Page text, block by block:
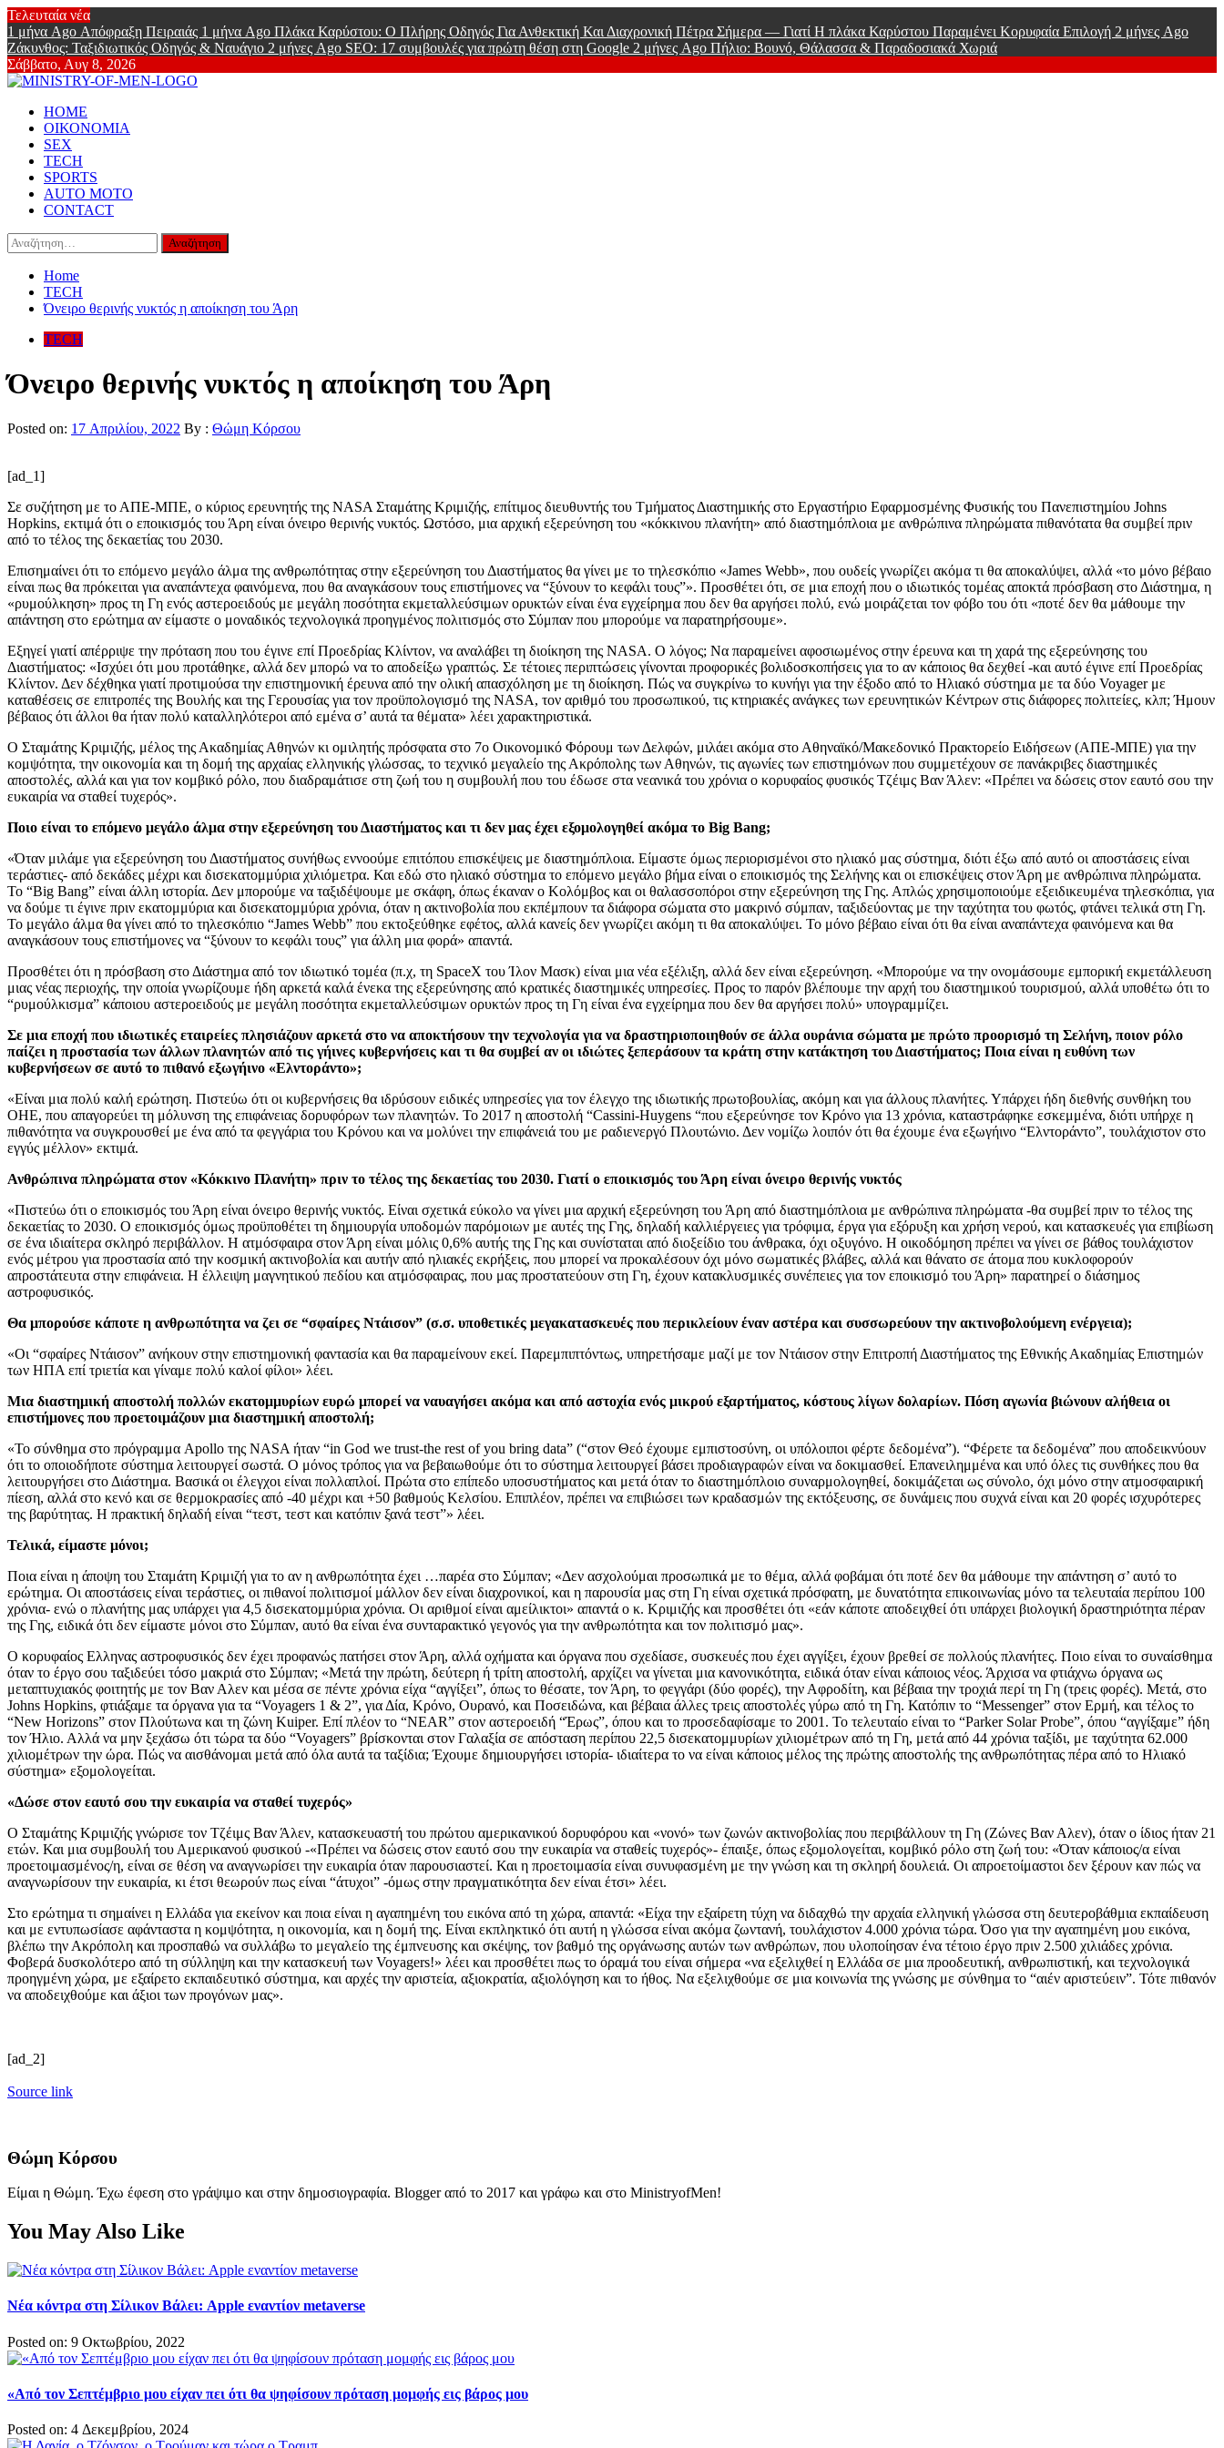
Skip
to
content
Τελευταία νέα
1 μήνα Ago Απόφραξη Πειραιάς 1 μήνα Ago Πλάκα Καρύστου: Ο Πλήρης Οδηγός Για Ανθεκτική Και Διαχρονική Πέτρα Σήμερα — Γιατί Η πλάκα Καρύστου Παραμένει Κορυφαία Επιλογή 2 μήνες Ago
Ζάκυνθος: Ταξιδιωτικός Οδηγός & Ναυάγιο 2 μήνες Ago SEO: 17 συμβουλές για πρώτη θέση στη Google 2 μήνες Ago Πήλιο: Βουνό, Θάλασσα & Παραδοσιακά Χωριά
Σάββατο, Αυγ 8, 2026
Online Lifestyle περιοδικό για Aνδρες
Primary
Menu
HOME
ΟΙΚΟΝΟΜΙΑ
SEX
TECH
SPORTS
AUTO MOTO
CONTACT
Αναζήτηση
για:
Home
TECH
Όνειρο θερινής νυκτός η αποίκηση του Άρη
TECH
Όνειρο θερινής νυκτός η αποίκηση του Άρη
Posted on: 17 Απριλίου, 2022 By : Θώμη Κόρσου
[ad_1]
Σε συζήτηση με το ΑΠΕ-ΜΠΕ, ο κύριος ερευνητής της NASA Σταμάτης Κριμιζής, επίτιμος διευθυντής του Τµήµατος Διαστηµικής στο Εργαστήριο Εφαρµοσµένης Φυσικής του Πανεπιστηµίου Johns
Hopkins, εκτιμά ότι ο εποικισμός του Άρη είναι όνειρο θερινής νυκτός. Ωστόσο, μια αρχική εξερεύνηση του «κόκκινου πλανήτη» από διαστημόπλοια με ανθρώπινα πληρώματα πιθανότατα θα συμβεί πριν
από το τέλος της δεκαετίας του 2030.
Επισημαίνει ότι το επόμενο μεγάλο άλμα της ανθρωπότητας στην εξερεύνηση του Διαστήματος θα γίνει με το τηλεσκόπιο «James Webb», που ουδείς γνωρίζει ακόμα τι θα αποκαλύψει, αλλά «το μόνο βέβαιο
είναι πως θα πρόκειται για αναπάντεχα φαινόμενα, που θα αναγκάσουν τους επιστήμονες να “ξύνουν το κεφάλι τους”». Προσθέτει ότι, σε μια εποχή που ο ιδιωτικός τομέας αποκτά πρόσβαση στο Διάστημα, η
«ρυμούλκηση» προς τη Γη ενός αστεροειδούς με μεγάλη ποσότητα εκμεταλλεύσιμων ορυκτών είναι ένα εγχείρημα που δεν θα αργήσει πολύ, ενώ μοιράζεται τον φόβο του ότι «ποτέ δεν θα μάθουμε την
απάντηση στο ερώτημα αν είμαστε ο μοναδικός τεχνολογικά προηγμένος πολιτισμός στο Σύμπαν που μπορούμε να παρατηρήσουμε».
Εξηγεί γιατί απέρριψε την πρόταση που του έγινε επί Προεδρίας Κλίντον, να αναλάβει τη διοίκηση της NASA. Ο λόγος; Να παραμείνει αφοσιωμένος στην έρευνα και τη χαρά της εξερεύνησης του
Διαστήματος: «Ισχύει ότι μου προτάθηκε, αλλά δεν μπορώ να το αποδείξω γραπτώς. Σε τέτοιες περιπτώσεις γίνονται προφορικές βολιδοσκοπήσεις για το αν κάποιος θα δεχθεί -και αυτό έγινε επί Προεδρίας
Κλίντον. Δεν δέχθηκα γιατί προτιμούσα την επιστημονική έρευνα από την ολική απασχόληση με τη διοίκηση. Πώς να συγκρίνω το κυνήγι για την έξοδο από το Ηλιακό σύστημα με τα δύο Voyager με
καταθέσεις σε επιτροπές της Βουλής και της Γερουσίας για τον προϋπολογισμό της NASA, τον αριθμό του προσωπικού, τις κτηριακές ανάγκες των ερευνητικών Κέντρων στις διάφορες πολιτείες, κλπ; Ήμουν
βέβαιος ότι άλλοι θα ήταν πολύ καταλληλότεροι από εμένα σ’ αυτά τα θέματα» λέει χαρακτηριστικά.
Ο Σταμάτης Κριμιζής, μέλος της Ακαδημίας Αθηνών κι ομιλητής πρόσφατα στο 7ο Οικονομικό Φόρουμ των Δελφών, μιλάει ακόμα στο Αθηναϊκό/Μακεδονικό Πρακτορείο Ειδήσεων (ΑΠΕ-ΜΠΕ) για την
κομψότητα, την οικονομία και τη δομή της αρχαίας ελληνικής γλώσσας, το τεχνικό μεγαλείο της Ακρόπολης των Αθηνών, τις αγωνίες των επιστημόνων που συμμετέχουν σε πανάκριβες διαστημικές
αποστολές, αλλά και για τον κομβικό ρόλο, που διαδραμάτισε στη ζωή του η συμβουλή που του έδωσε στα νεανικά του χρόνια ο κορυφαίος φυσικός Τζέιμς Βαν Άλεν: «Πρέπει να δώσεις στον εαυτό σου την
ευκαιρία να σταθεί τυχερός».
Ποιο είναι το επόμενο μεγάλο άλμα στην εξερεύνηση του Διαστήματος και τι δεν μας έχει εξομολογηθεί ακόμα το Big Bang;
«Όταν μιλάμε για εξερεύνηση του Διαστήματος συνήθως εννοούμε επιτόπου επισκέψεις με διαστημόπλοια. Είμαστε όμως περιορισμένοι στο ηλιακό μας σύστημα, διότι έξω από αυτό οι αποστάσεις είναι
τεράστιες- από δεκάδες μέχρι και δισεκατομμύρια χιλιόμετρα. Και εδώ στο ηλιακό σύστημα το επόμενο μεγάλο βήμα είναι ο εποικισμός της Σελήνης και οι επισκέψεις στον Άρη με ανθρώπινα πληρώματα.
Το “Big Bang” είναι άλλη ιστορία. Δεν μπορούμε να ταξιδέψουμε με σκάφη, όπως έκαναν ο Κολόμβος και οι θαλασσοπόροι στην εξερεύνηση της Γης. Απλώς χρησιμοποιούμε εξειδικευμένα τηλεσκόπια, για
να δούμε τι έγινε πριν εκατομμύρια και δισεκατομμύρια χρόνια, όταν η ακτινοβολία που εκπέμπουν τα διάφορα σώματα στο μακρινό σύμπαν, ταξιδεύοντας με την ταχύτητα του φωτός, φτάνει τελικά στη Γη.
Το μεγάλο άλμα θα γίνει από το τηλεσκόπιο “James Webb” που εκτοξεύθηκε εφέτος, αλλά κανείς δεν γνωρίζει ακόμη τι θα αποκαλύψει. Το μόνο βέβαιο είναι ότι θα είναι αναπάντεχα φαινόμενα και θα
αναγκάσουν τους επιστήμονες να “ξύνουν το κεφάλι τους” για άλλη μια φορά» απαντά.
Προσθέτει ότι η πρόσβαση στο Διάστημα από τον ιδιωτικό τομέα (π.χ, τη SpaceX του Ίλον Μασκ) είναι μια νέα εξέλιξη, αλλά δεν είναι εξερεύνηση. «Μπορούμε να την ονομάσουμε εμπορική εκμετάλλευση
μιας νέας περιοχής, την οποία γνωρίζουμε ήδη αρκετά καλά ένεκα της εξερεύνησης από κρατικές διαστημικές υπηρεσίες. Προς το παρόν βλέπουμε την αρχή του διαστημικού τουρισμού, αλλά υποθέτω ότι το
“ρυμούλκισμα” κάποιου αστεροειδούς με μεγάλη ποσότητα εκμεταλλεύσιμων ορυκτών προς τη Γη είναι ένα εγχείρημα που δεν θα αργήσει πολύ» υπογραμμίζει.
Σε μια εποχή που ιδιωτικές εταιρείες πλησιάζουν αρκετά στο να αποκτήσουν την τεχνολογία για να δραστηριοποιηθούν σε άλλα ουράνια σώματα με πρώτο προορισμό τη Σελήνη, ποιον ρόλο
παίζει η προστασία των άλλων πλανητών από τις γήινες κυβερνήσεις και τι θα συμβεί αν οι ιδιώτες ξεπεράσουν τα κράτη στην κατάκτηση του Διαστήματος; Ποια είναι η ευθύνη των
κυβερνήσεων σε αυτό το πιθανό εξωγήινο «Ελντοράντο»;
«Είναι μια πολύ καλή ερώτηση. Πιστεύω ότι οι κυβερνήσεις θα ιδρύσουν ειδικές υπηρεσίες για τον έλεγχο της ιδιωτικής πρωτοβουλίας, ακόμη και για άλλους πλανήτες. Υπάρχει ήδη διεθνής συνθήκη του
OHE, που απαγορεύει τη μόλυνση της επιφάνειας δορυφόρων των πλανητών. Το 2017 η αποστολή “Cassini-Huygens “που εξερεύνησε τον Κρόνο για 13 χρόνια, καταστράφηκε εσκεμμένα, διότι υπήρχε η
πιθανότητα να συγκρουσθεί με ένα από τα φεγγάρια του Κρόνου και να μολύνει την επιφάνειά του με ραδιενεργό Πλουτώνιο. Δεν νομίζω λοιπόν ότι θα έχουμε ένα εξωγήινο “Ελντοράντο”, τουλάχιστον στο
εγγύς μέλλον» εκτιμά.
Ανθρώπινα πληρώματα στον «Κόκκινο Πλανήτη» πριν το τέλος της δεκαετίας του 2030. Γιατί ο εποικισμός του Άρη είναι όνειρο θερινής νυκτός
«Πιστεύω ότι ο εποικισμός του Άρη είναι όνειρο θερινής νυκτός. Είναι σχετικά εύκολο να γίνει μια αρχική εξερεύνηση του Άρη από διαστημόπλοια με ανθρώπινα πληρώματα -θα συμβεί πριν το τέλος της
δεκαετίας το 2030. Ο εποικισμός όμως προϋποθέτει τη δημιουργία υποδομών παρόμοιων με αυτές της Γης, δηλαδή καλλιέργειες για τρόφιμα, έργα για εξόρυξη και χρήση νερού, και κατασκευές για επιβίωση
σε ένα ιδιαίτερα σκληρό περιβάλλον. Η ατμόσφαιρα στον Άρη είναι μόλις 0,6% αυτής της Γης και συνίσταται από διοξείδιο του άνθρακα, όχι οξυγόνο. Η οικοδόμηση πρέπει να γίνει σε βάθος τουλάχιστον
ενός μέτρου για προστασία από την κοσμική ακτινοβολία και αυτήν από ηλιακές εκρήξεις, που μπορεί να προκαλέσουν όχι μόνο σωματικές βλάβες, αλλά και θάνατο σε άτομα που κυκλοφορούν
απροστάτευτα στην επιφάνεια. Η έλλειψη μαγνητικού πεδίου και ατμόσφαιρας, που μας προστατεύουν στη Γη, έχουν κατακλυσμικές συνέπειες για τον εποικισμό του Άρη» παρατηρεί ο διάσημος
αστροφυσικός.
Θα μπορούσε κάποτε η ανθρωπότητα να ζει σε “σφαίρες Ντάισον” (σ.σ. υποθετικές μεγακατασκευές που περικλείουν έναν αστέρα και συσσωρεύουν την ακτινοβολούμενη ενέργεια);
«Οι “σφαίρες Ντάισον” ανήκουν στην επιστημονική φαντασία και θα παραμείνουν εκεί. Παρεμπιπτόντως, υπηρετήσαμε μαζί με τον Ντάισον στην Επιτροπή Διαστήματος της Εθνικής Ακαδημίας Επιστημών
των ΗΠΑ επί τριετία και γίναμε πολύ καλοί φίλοι» λέει.
Μια διαστημική αποστολή πολλών εκατομμυρίων ευρώ μπορεί να ναυαγήσει ακόμα και από αστοχία ενός μικρού εξαρτήματος, κόστους λίγων δολαρίων. Πόση αγωνία βιώνουν αλήθεια οι
επιστήμονες που προετοιμάζουν μια διαστημική αποστολή;
«Το σύνθημα στο πρόγραμμα Apollo της NASA ήταν “in God we trust-the rest of you bring data” (“στον Θεό έχουμε εμπιστοσύνη, οι υπόλοιποι φέρτε δεδομένα”). “Φέρετε τα δεδομένα” που αποδεικνύουν
ότι το οποιοδήποτε σύστημα λειτουργεί σωστά. Ο μόνος τρόπος για να βεβαιωθούμε ότι το σύστημα λειτουργεί βάσει προδιαγραφών είναι να δοκιμασθεί. Επανειλημμένα και υπό όλες τις συνθήκες που θα
λειτουργήσει στο Διάστημα. Βασικά οι έλεγχοι είναι πολλαπλοί. Πρώτα στο επίπεδο υποσυστήματος και μετά όταν το διαστημόπλοιο συναρμολογηθεί, δοκιμάζεται ως σύνολο, όχι μόνο στην ατμοσφαιρική
πίεση, αλλά στο κενό και σε θερμοκρασίες από -40 μέχρι και +50 βαθμούς Κελσίου. Επιπλέον, πρέπει να επιβιώσει των κραδασμών της εκτόξευσης, σε δυνάμεις που συχνά είναι και 20 φορές ισχυρότερες
της βαρύτητας. Η πρακτική δηλαδή είναι “τεστ, τεστ και κατόπιν ξανά τεστ”» λέει.
Τελικά, είμαστε μόνοι;
Ποια είναι η άποψη του Σταμάτη Κριμιζή για το αν η ανθρωπότητα έχει …παρέα στο Σύμπαν; «Δεν ασχολούμαι προσωπικά με το θέμα, αλλά φοβάμαι ότι ποτέ δεν θα μάθουμε την απάντηση σ’ αυτό το
ερώτημα. Οι αποστάσεις είναι τεράστιες, οι πιθανοί πολιτισμοί μάλλον δεν είναι διαχρονικοί, και η παρουσία μας στη Γη είναι σχετικά πρόσφατη, με δυνατότητα επικοινωνίας μόνο τα τελευταία περίπου 100
χρόνια- ενώ ο πλανήτης μας υπάρχει για 4,5 δισεκατομμύρια χρόνια. Οι αριθμοί είναι αμείλικτοι» απαντά ο κ. Κριμιζής και προσθέτει ότι «εάν κάποτε αποδειχθεί ότι υπάρχει βιολογική δραστηριότητα πέραν
της Γης, ειδικά ότι δεν είμαστε μόνοι στο Σύμπαν, αυτό θα είναι ένα συνταρακτικό γεγονός για την ανθρωπότητα και τον πολιτισμό μας».
Ο κορυφαίος Ελληνας αστροφυσικός δεν έχει προφανώς πατήσει στον Άρη, αλλά οχήματα και όργανα που σχεδίασε, συσκευές που έχει αγγίξει, έχουν βρεθεί σε πολλούς πλανήτες. Ποιο είναι το συναίσθημα
όταν το έργο σου ταξιδεύει τόσο μακριά στο Σύμπαν; «Μετά την πρώτη, δεύτερη ή τρίτη αποστολή, αρχίζει να γίνεται μια κανονικότητα, ειδικά όταν είναι κάποιος νέος. Άρχισα να φτιάχνω όργανα ως
μεταπτυχιακός φοιτητής με τον Βαν Αλεν και μέσα σε πέντε χρόνια είχα “αγγίξει”, όπως το θέσατε, τον Άρη, το φεγγάρι (δύο φορές), την Αφροδίτη, και βέβαια την τροχιά περί τη Γη (τρεις φορές). Μετά, στο
Johns Hopkins, φτιάξαμε τα όργανα για τα “Voyagers 1 & 2”, για Δία, Κρόνο, Ουρανό, και Ποσειδώνα, και βέβαια άλλες τρεις αποστολές γύρω από τη Γη. Κατόπιν το “Messenger” στον Ερμή, και τέλος το
“New Horizons” στον Πλούτωνα και τη ζώνη Kuiper. Επί πλέον το “NEAR” στον αστεροειδή “Έρως”, όπου και το προσεδαφίσαμε το 2001. Το τελευταίο είναι το “Parker Solar Probe”, όπου “αγγίξαμε” ήδη
τον Ήλιο. Αλλά να μην ξεχάσω ότι τώρα τα δύο “Voyagers” βρίσκονται στον Γαλαξία σε απόσταση περίπου 22,5 δισεκατομμυρίων χιλιομέτρων από τη Γη, μετά από 44 χρόνια ταξίδι, με ταχύτητα 62.000
χιλιομέτρων την ώρα. Πώς να αισθάνομαι μετά από όλα αυτά τα ταξίδια; Έχουμε δημιουργήσει ιστορία- ιδιαίτερα το να είναι κάποιος μέλος της πρώτης αποστολής της ανθρωπότητας πέρα από το Ηλιακό
σύστημα» εξομολογείται.
«Δώσε στον εαυτό σου την ευκαιρία να σταθεί τυχερός»
Ο Σταμάτης Κριμιζής γνώρισε τον Τζέιμς Βαν Άλεν, κατασκευαστή του πρώτου αμερικανικού δορυφόρου και «νονό» των ζωνών ακτινοβολίας που περιβάλλουν τη Γη (Ζώνες Βαν Αλεν), όταν ο ίδιος ήταν 21
ετών. Και μια συμβουλή του Αμερικανού φυσικού -«Πρέπει να δώσεις στον εαυτό σου την ευκαιρία να σταθείς τυχερός»- έπαιξε, όπως εξομολογείται, κομβικό ρόλο στη ζωή του: «Όταν κάποιος/α είναι
προετοιμασμένος/η, είναι σε θέση να αναγνωρίσει την ευκαιρία όταν παρουσιαστεί. Και η προετοιμασία είναι συνυφασμένη με την γνώση και τη σκληρή δουλειά. Οι απροετοίμαστοι δεν ξέρουν καν πώς να
αναγνωρίσουν την ευκαιρία, κι έτσι θεωρούν πως είναι “άτυχοι” -όμως στην πραγματικότητα δεν είναι έτσι» λέει.
Στο ερώτημα τι σημαίνει η Ελλάδα για εκείνον και ποια είναι η αγαπημένη του εικόνα από τη χώρα, απαντά: «Είχα την εξαίρετη τύχη να διδαχθώ την αρχαία ελληνική γλώσσα στη δευτεροβάθμια εκπαίδευση
και με εντυπωσίασε αφάνταστα η κομψότητα, η οικονομία, και η δομή της. Είναι εκπληκτικό ότι αυτή η γλώσσα είναι ακόμα ζωντανή, τουλάχιστον 4.000 χρόνια τώρα. Όσο για την αγαπημένη μου εικόνα,
βλέπω την Ακρόπολη και προσπαθώ να συλλάβω το μεγαλείο της έμπνευσης και σκέψης, τον βαθμό της οργάνωσης αυτών των ανθρώπων, που υλοποίησαν ένα τέτοιο έργο πριν 2.500 χιλιάδες χρόνια.
Φοβερά δυσκολότερο από τη σύλληψη και την κατασκευή των Voyagers!» λέει και προσθέτει πως το όραμά του είναι σήμερα «να εξελιχθεί η Ελλάδα σε μια προοδευτική, ανθρωπιστική, και τεχνολογικά
προηγμένη χώρα, με εξαίρετο εκπαιδευτικό σύστημα, και αρχές την αριστεία, αξιοκρατία, αξιολόγηση και το ήθος. Να εξελιχθούμε σε μια κοινωνία της γνώσης με σύνθημα το “αιέν αριστεύειν”. Τότε πιθανόν
να αποδειχθούμε και άξιοι των προγόνων μας».
[ad_2]
Source link
Θώμη Κόρσου
Είμαι η Θώμη. Έχω έφεση στο γράψιμο και στην δημοσιογραφία. Blogger από το 2017 και γράφω και στο MinistryofMen!
You May Also Like
Νέα κόντρα στη Σίλικον Βάλει: Apple εναντίον metaverse
Posted on: 9 Οκτωβρίου, 2022
«Από τον Σεπτέμβριο μου είχαν πει ότι θα ψηφίσουν πρόταση μομφής εις βάρος μου
Posted on: 4 Δεκεμβρίου, 2024